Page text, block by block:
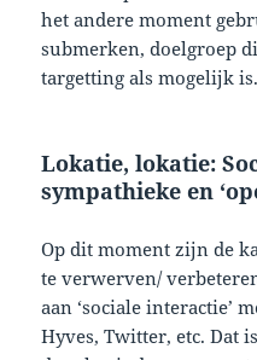
het andere moment
submerken, doelgroep
targetting als mogelijk is.
Lokatie, lokatie:
sympathieke en
Op dit moment zijn de
te verwerven/
aan ‘sociale interactie’
Hyves, Twitter, etc. Dat